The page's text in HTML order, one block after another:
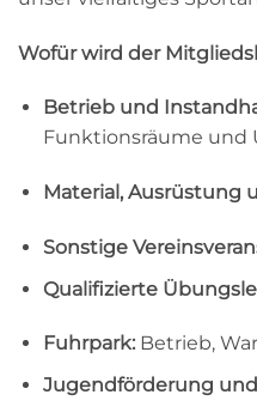
Wofür wird der
Betrieb und
Funktionsräume und
Material, Ausrüstung
Sonstige
Qualifizierte
Fuhrpark:Betrieb,
Jugendförderung